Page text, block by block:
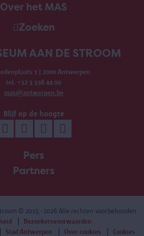
Over het MAS
Zoeken
AAN DE STROOM
1 | 2000 Antwerpen
tel. +32 3 338 44 00
mas@antwerpen.be
Blijf op de hoogte
Pers
Partners
© 2015 - 2026 Alle rechten voorbehouden
Bezoekersvoorwaarden
Stad Antwerpen Over cookies Cookies